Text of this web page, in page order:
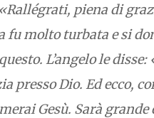
piena di
fu molto turbata e si
L’angelo le
presso Dio. Ed ecco,
Gesù. Sarà